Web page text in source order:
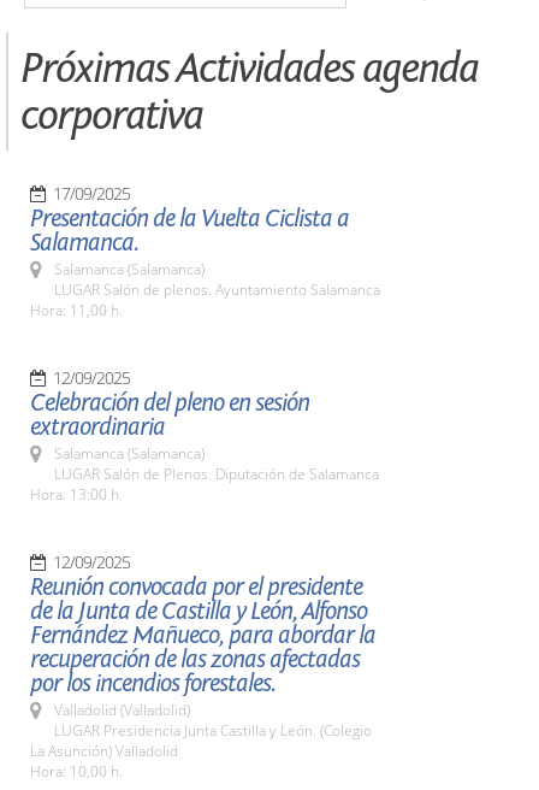
Próximas Actividades agenda
corporativa
17/09/2025
Presentación de la Vuelta Ciclista a
Salamanca.
Salamanca (Salamanca)
LUGAR Salón de plenos. Ayuntamiento Salamanca
Hora: 11,00 h.
12/09/2025
Celebración del pleno en sesión
extraordinaria
Salamanca (Salamanca)
LUGAR Salón de Plenos. Diputación de Salamanca
Hora: 13:00 h.
12/09/2025
Reunión convocada por el presidente
de la Junta de Castilla y León, Alfonso
Fernández Mañueco, para abordar la
recuperación de las zonas afectadas
por los incendios forestales.
Valladolid (Valladolid)
LUGAR Presidencia Junta Castilla y León. (Colegio
La Asunción) Valladolid
Hora: 10,00 h.